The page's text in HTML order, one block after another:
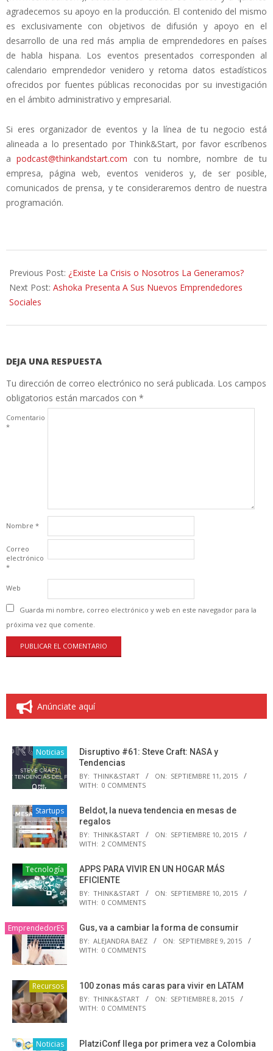
agradecemos su apoyo en la producción. El contenido del mismo
es exclusivamente con objetivos de difusión y apoyo en el
desarrollo de una red más amplia de emprendedores en países
de habla hispana. Los eventos presentados corresponden al
calendario emprendedor venidero y retoma datos estadísticos
ofrecidos por fuentes públicas reconocidas por su investigación
en el ámbito administrativo y empresarial.
Si eres organizador de eventos y la línea de tu negocio está
alineada a lo presentado por Think&Start, por favor escríbenos
apodcast@thinkandstart.com con tu nombre, nombre de tu
empresa, página web, eventos venideros y, de ser posible,
comunicados de prensa, y te consideraremos dentro de nuestra
programación.
04-
14
Previous Post: ¿Existe La Crisis o Nosotros La Generamos?
Next Post: Ashoka Presenta A Sus Nuevos Emprendedores
Sociales
DEJA UNA RESPUESTA
Tu dirección de correo electrónico no será publicada. Los campos
obligatorios están marcados con *
Comentario
*
Nombre *
Correo
electrónico
*
Web
Guarda mi nombre, correo electrónico y web en este navegador para la
próxima vez que comente.
Anúnciate aquí
Noticias
Disruptivo #61: Steve Craft: NASA y
Tendencias
BY: THINK&START ON: SEPTIEMBRE 11, 2015
WITH: 0 COMMENTS
Startups
Beldot, la nueva tendencia en mesas de
regalos
BY: THINK&START ON: SEPTIEMBRE 10, 2015
WITH: 2 COMMENTS
Tecnología
APPS PARA VIVIR EN UN HOGAR MÁS
EFICIENTE
BY: THINK&START ON: SEPTIEMBRE 10, 2015
WITH: 0 COMMENTS
EmprendedorES Gus, va a cambiar la forma de consumir
BY: ALEJANDRA BAEZ ON: SEPTIEMBRE 9, 2015
WITH: 0 COMMENTS
Recursos 100 zonas más caras para vivir en LATAM
BY: THINK&START ON: SEPTIEMBRE 8, 2015
WITH: 0 COMMENTS
Noticias PlatziConf llega por primera vez a Colombia